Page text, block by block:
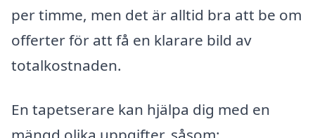
per timme, men det är alltid bra att be om
offerter för att få en klarare bild av
totalkostnaden.
En tapetserare kan hjälpa dig med en